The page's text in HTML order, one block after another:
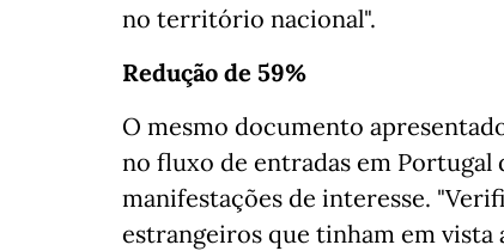
no território nacional".
Redução de 59%
O mesmo documento
no fluxo de entradas em Portugal
manifestações de interesse.
estrangeiros que tinham em